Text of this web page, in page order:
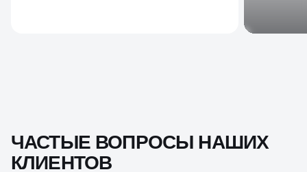
ЧАСТЫЕ ВОПРОСЫ НАШИХ
КЛИЕНТОВ